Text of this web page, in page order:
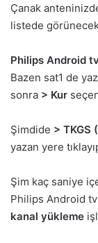
Çanak
listede
Philips Android
Bazen sat1 de
sonra > Kur
Şimdide > TKGS
yazan yere
Şim kaç saniye
Philips Android
kanal yükleme